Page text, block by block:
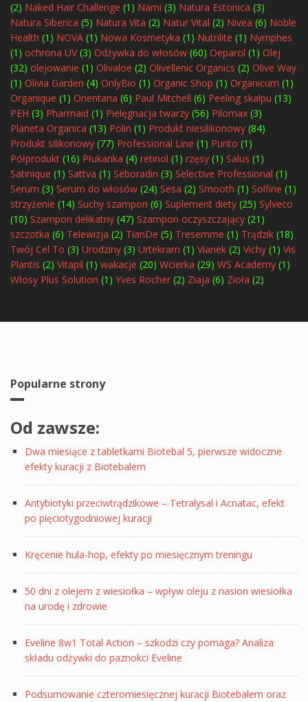
(2) Naked Hair Challenge (1) Nami (3) Natura Estonica (3)
Natura Siberica (5) Natura Vita (2) Natur Vital (2) Nivea (6) Noble
Health (1) NOVA (1) Nowa Kosmetyka (1) Nutrilite (1) Nymphes
(1) ochrona UV(3) Odżywka do włosów (60) Oeparol (1) Olej
(32) olejowanie (1) Olivaloe (2) Olivellenic Organics (2) Olive Way
(1) Olivia Garden (4) OnlyBio (1) Organic Shop (1) Organicum (1)
Organique (1) Orientana (6) Paul Mitchell (6) Peeling skalpu (13)
PEH (3) Pharmaid (1) Pielęgnacja twarzy (56) Pilomax (3)
Planeta Organica (13) Polin (1) Produkt niesilikonowy (84)
Produkt silikonowy (77) Professional Line (1) Purito (1)
Półprodukt (16) Płukanka (4) retinol (1) rzęsy (1) Salus (1)
Satinique (1) Sattva (1) Seboradin (3) Selective Professional (1)
Serum (3) Serum do włosów (24) Sesa (2) Smooth (1) Solfine (1)
strzyżenie (14) Suchy szampon (6) Suplement diety (25) Sylveco
(10) Szampon delikatny (47) Szampon oczyszczający (21)
szczotka (6) Telewizja (2) TianDe (5) Tresemme (1) Trądzik (18)
Twój Cel To (3) Urodziny (3) Urtekram (1) Vianek (2) Vichy (1) Vis
Plantis (2) Vitapil (1) wakacje (20) Wcierka (29) WS Academy (1)
Włosy Plus Solution (1) Yves Rocher (2) Ziaja (6) Zioła (2)
Popularne strony
Od zawsze:
Dwa miesiące z tabletkami Biotebal 5, pierwsze widoczne
efekty kuracji z Biotebalem
Antybiotyki przeciwtrądzikowe – Tetralysal i Acnatac, efekt
po pięciotygodniowej kuracji
Kręcenie hula-hop, efekty po miesięcznym treningu
50 dni z olejem z wiesiołka – wpływ oleju z nasion wiesiołka
na urodę i zdrowie
Eveline 8w1 Total Action – szkodzi czy pomaga? Analiza
składu odżywki do paznokci Eveline
Podsumowanie czteromiesięcznej kuracji Biotebalem oraz